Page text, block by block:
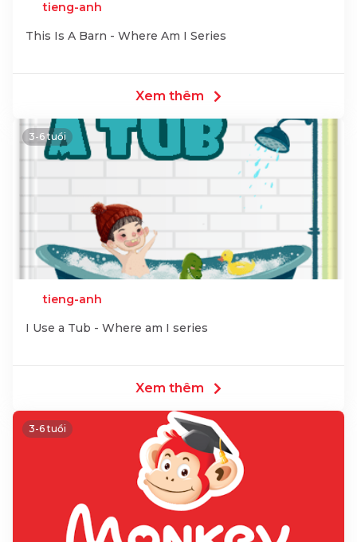
tieng-anh
This Is A Barn - Where Am I Series
Xem thêm
3-6 tuổi
tieng-anh
I Use a Tub - Where am I series
Xem thêm
3-6 tuổi